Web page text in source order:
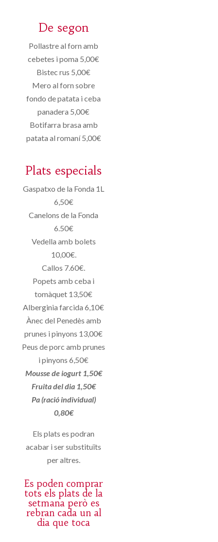
De segon
Pollastre al forn amb
cebetes i poma 5,00€
Bistec rus 5,00€
Mero al forn sobre
fondo de patata i ceba
panadera 5,00€
Botifarra brasa amb
patata al romaní 5,00€
Plats especials
Gaspatxo de la Fonda 1L
6,50€
Canelons de la Fonda
6.50€
Vedella amb bolets
10,00€.
Callos 7.60€.
Popets amb ceba i
tomàquet 13,50€
Alberginia farcida 6,10€
Ànec del Penedès amb
prunes i pinyons 13,00€
Peus de porc amb prunes
i pinyons 6,50€
Mousse de iogurt 1,50€
Fruita del dia 1,50€
Pa (ració individual)
0,80€
Els plats es podran
acabar i ser substituïts
per altres.
Es poden comprar
tots els plats de la
setmana però es
rebran cada un al
dia que toca